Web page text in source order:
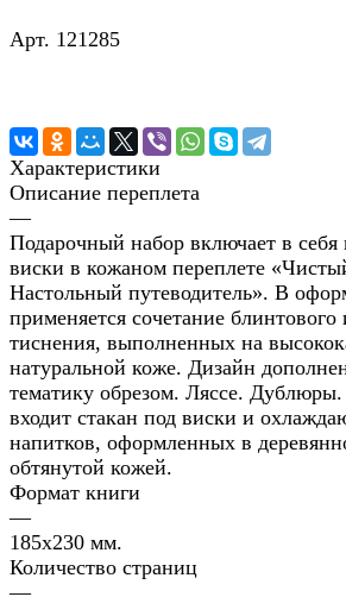
Арт. 121285
Характеристики
Описание переплета
—
Подарочный набор включает в себя
виски в кожаном переплете
Настольный путеводитель». В
применяется сочетание блинтового
тиснения, выполненных на
натуральной коже. Дизайн
тематику обрезом. Ляссе.
входит стакан под виски и
напитков, оформленных в
обтянутой кожей.
Формат книги
—
185х230 мм.
Количество страниц